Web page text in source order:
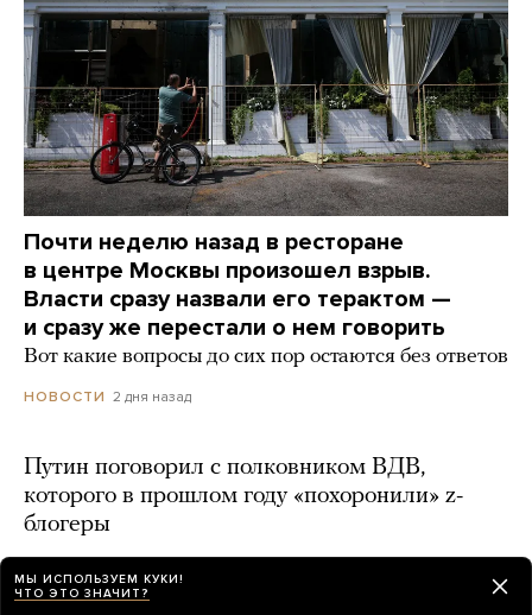
Почти неделю назад в ресторане
в центре Москвы произошел взрыв.
Власти сразу назвали его терактом —
и сразу же перестали о нем говорить
Вот какие вопросы до сих пор остаются без ответов
НОВОСТИ 2 дня назад
Путин поговорил с полковником ВДВ,
которого в прошлом году «похоронили» z-
блогеры
2 дня назад
МЫ ИСПОЛЬЗУЕМ КУКИ!
ЧТО ЭТО ЗНАЧИТ?